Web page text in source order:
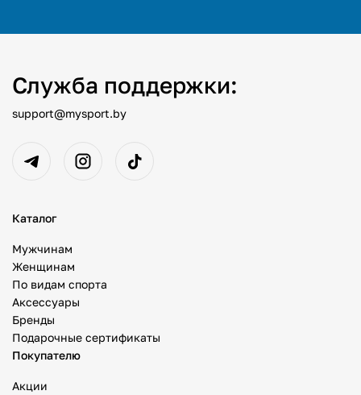
Служба поддержки:
support@mysport.by
Каталог
Мужчинам
Женщинам
По видам спорта
Аксессуары
Бренды
Подарочные сертификаты
Покупателю
Акции